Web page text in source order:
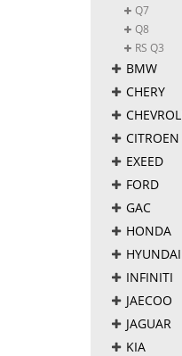
Q7
Q8
RS Q3
BMW
CHERY
CITROEN
EXEED
FORD
GAC
HONDA
HYUNDAI
INFINITI
JAECOO
JAGUAR
KIA